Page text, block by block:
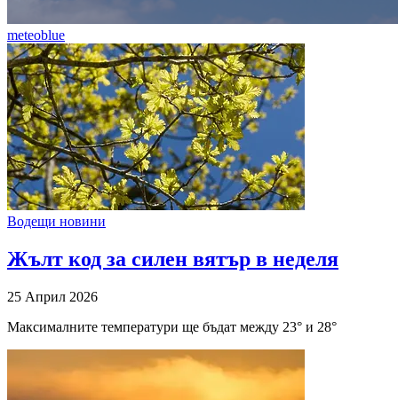
meteoblue
Водещи новини
Жълт код за силен вятър в неделя
25 Април 2026
Максималните температури ще бъдат между 23° и 28°